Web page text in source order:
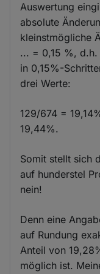
Auswertung
absolute
kleinstmögliche
... = 0,15 %,
in 0,15%-
drei Werte:
129/674 =
19,44%.
Somit stellt sich
auf hunderstel
nein!
Denn eine
auf Rundung
Anteil von
möglich ist.